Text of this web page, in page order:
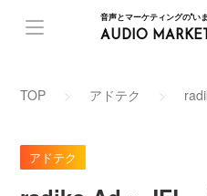
音声とマーケティングの"い
AUDIO
TOP アドテク
アドテク